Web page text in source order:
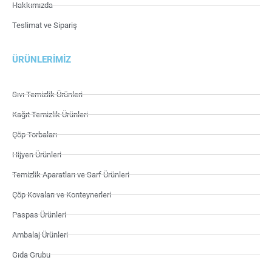
Hakkımızda
Teslimat ve Sipariş
ÜRÜNLERIMIZ
Sıvı Temizlik Ürünleri
Kağıt Temizlik Ürünleri
Çöp Torbaları
Hijyen Ürünleri
Temizlik Aparatları ve Sarf Ürünleri
Çöp Kovaları ve Konteynerleri
Paspas Ürünleri
Ambalaj Ürünleri
Gıda Grubu